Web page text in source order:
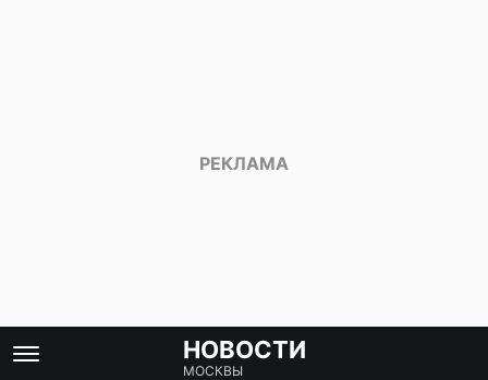
НОВОСТИ
МОСКВЫ